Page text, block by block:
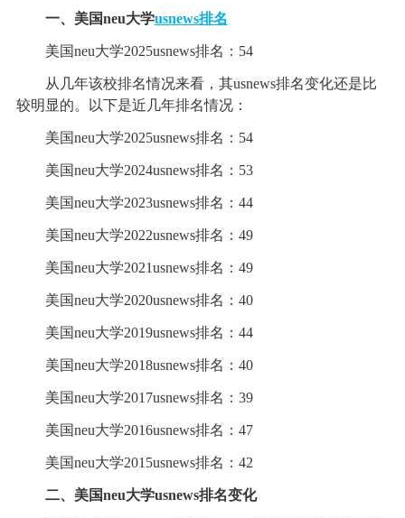
一、美国neu大学usnews排名
美国neu大学2025usnews排名：54
从几年该校排名情况来看，其usnews排名变化还是比
较明显的。以下是近几年排名情况：
美国neu大学2025usnews排名：54
美国neu大学2024usnews排名：53
美国neu大学2023usnews排名：44
美国neu大学2022usnews排名：49
美国neu大学2021usnews排名：49
美国neu大学2020usnews排名：40
美国neu大学2019usnews排名：44
美国neu大学2018usnews排名：40
美国neu大学2017usnews排名：39
美国neu大学2016usnews排名：47
美国neu大学2015usnews排名：42
二、美国neu大学usnews排名变化